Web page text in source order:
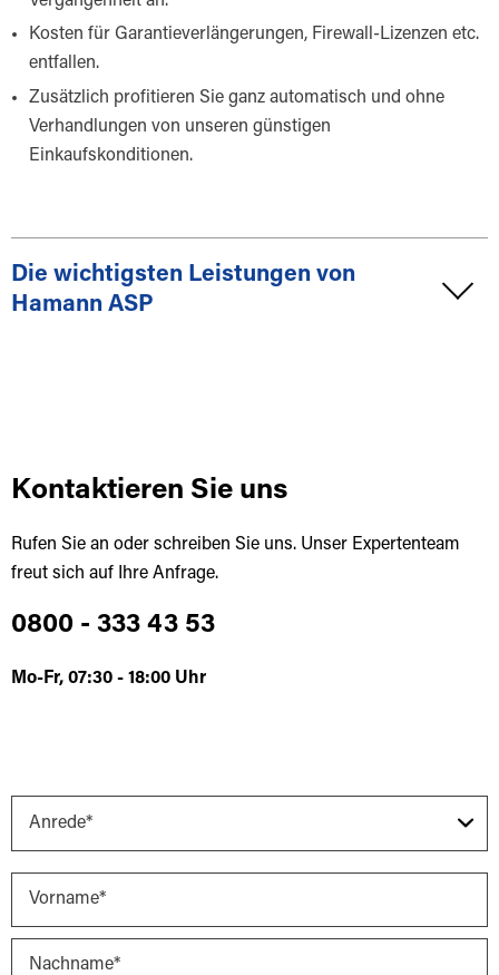
Kosten für Garantieverlängerungen, Firewall-Lizenzen etc.
entfallen.
Zusätzlich profitieren Sie ganz automatisch und ohne
Verhandlungen von unseren günstigen
Einkaufskonditionen.
Die wichtigsten Leistungen von
Hamann ASP
Kontaktieren Sie uns
Rufen Sie an oder schreiben Sie uns. Unser Expertenteam
freut sich auf Ihre Anfrage.
0800 - 333 43 53
Mo-Fr, 07:30 - 18:00 Uhr